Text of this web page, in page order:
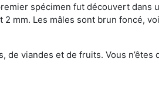
spécimen fut découvert dans
mm. Les mâles sont brun foncé,
viandes et de fruits. Vous n’êtes